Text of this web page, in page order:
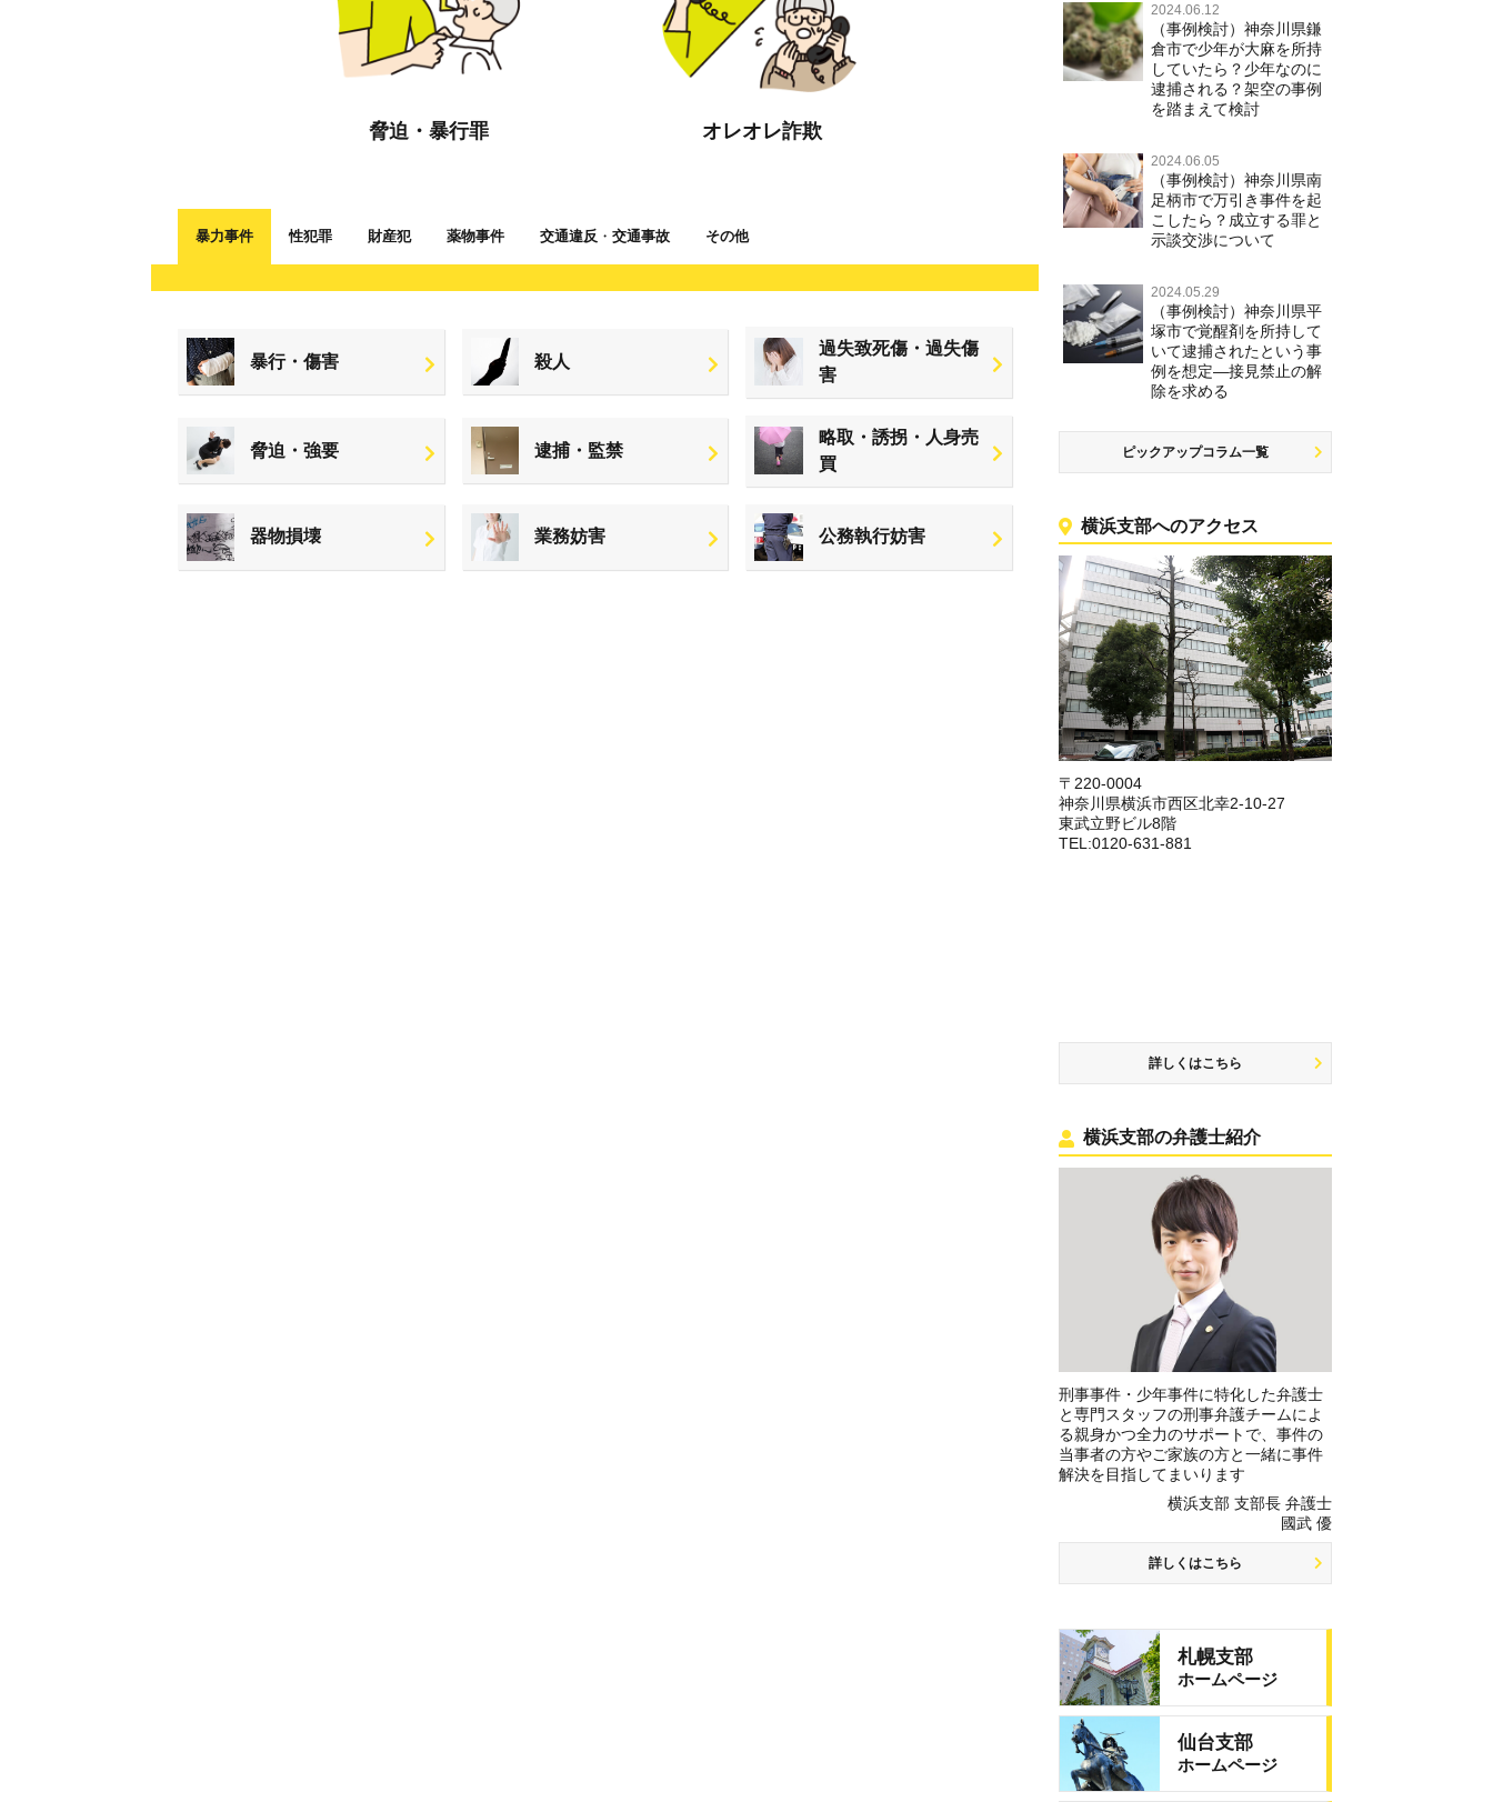
脅迫・暴行罪 オレオレ詐欺
暴力事件 性犯罪 財産犯 薬物事件 交通違反 ・ 交通事故 その他
暴行・傷害 殺人
過失致死傷・過失傷
害
脅迫・強要 逮捕・監禁
略取・誘拐・人身売
買
器物損壊 業務妨害 公務執行妨害
2024.06.12
（事例検討）神奈川県鎌
倉市で少年が大麻を所持
していたら？少年なのに
逮捕される？架空の事例
を踏まえて検討
2024.06.05
（事例検討）神奈川県南
足柄市で万引き事件を起
こしたら？成立する罪と
示談交渉について
2024.05.29
（事例検討）神奈川県平
塚市で覚醒剤を所持して
いて逮捕されたという事
例を想定―接見禁止の解
除を求める
ピックアップコラム一覧
横浜支部へのアクセス
〒220-0004
神奈川県横浜市西区北幸2-10-27
東武立野ビル8階
TEL:0120-631-881
詳しくはこちら
横浜支部の弁護士紹介
刑事事件・少年事件に特化した弁護士
と専門スタッフの刑事弁護チームによ
る親身かつ全力のサポートで、事件の
当事者の方やご家族の方と一緒に事件
解決を目指してまいります
横浜支部 支部長 弁護士
國武 優
詳しくはこちら
札幌支部
ホームページ
仙台支部
ホームページ